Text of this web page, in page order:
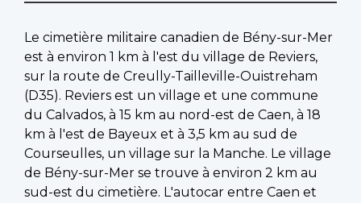
Le cimetière militaire canadien de Bény-sur-Mer
est à environ 1 km à l'est du village de Reviers,
sur la route de Creully-Tailleville-Ouistreham
(D35). Reviers est un village et une commune
du Calvados, à 15 km au nord-est de Caen, à 18
km à l'est de Bayeux et à 3,5 km au sud de
Courseulles, un village sur la Manche. Le village
de Bény-sur-Mer se trouve à environ 2 km au
sud-est du cimetière. L'autocar entre Caen et